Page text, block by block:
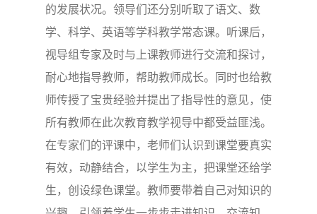
的发展状况。领导们还分别听取了语文、数
学、科学、英语等学科教学常态课。听课后，
视导组专家及时与上课教师进行交流和探讨，
耐心地指导教师，帮助教师成长。同时也给教
师传授了宝贵经验并提出了指导性的意见，使
所有教师在此次教育教学视导中都受益匪浅。
在专家们的评课中，老师们认识到课堂要真实
有效，动静结合，以学生为主，把课堂还给学
生，创设绿色课堂。教师要带着自己对知识的